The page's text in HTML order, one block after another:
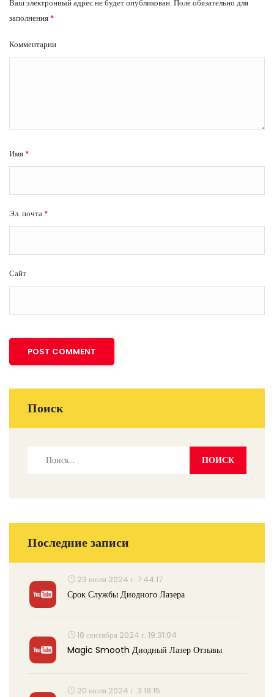
Ваш электронный адрес не будет опубликован. Поле обязательно для
заполнения *
Комментарии
Имя *
Эл. почта *
Сайт
Поиск
Последние записи
23 июля 2024 г. 7:44:17
Срок Службы Диодного Лазера
18 сентября 2024 г. 19:31:04
Magic Smooth Диодный Лазер Отзывы
20 июля 2024 г. 3:19:15